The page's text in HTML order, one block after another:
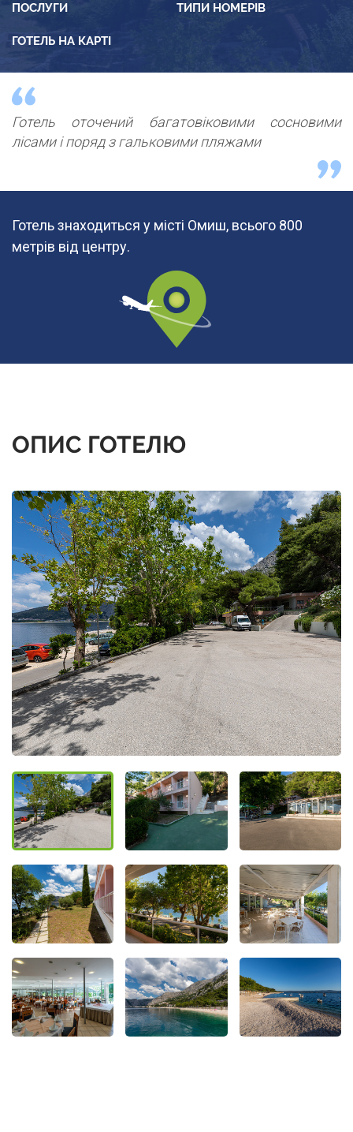
ПОСЛУГИ ТИПИ НОМЕРІВ
ГОТЕЛЬ НА КАРТІ
Готель оточений багатовіковими сосновими
лісами і поряд з гальковими пляжами
Готель знаходиться у місті Омиш, всього 800
метрів від центру.
ОПИС ГОТЕЛЮ